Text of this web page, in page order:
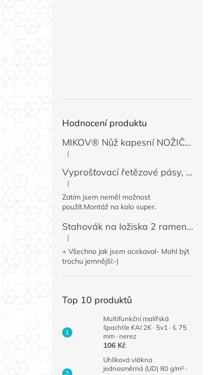
Hodnocení produktu
MIKOV® Nůž kapesní NOŽIČKA 131-NZn-1 zavírací, 74 mm
Hodnocení produktu je 5 z 5 hvězdiček.
|
Vyprošťovací řetězové pásy, 2 ks
Hodnocení produktu je 5 z 5 hvězdiček.
|
Zatím jsem neměl možnost
použít.Montáž na kolo super.
Stahovák na ložiska 2 ramenný MINI 50 / 60 mm
Hodnocení produktu je 4 z 5 hvězdiček.
|
+ Všechno jak jsem ocekaval- Mohl být
trochu jemnější:-)
Top 10 produktů
Multifunkční malířská
špachtle KAI 2K · 5v1 · š. 75
mm · nerez
106 Kč
Uhlíková vlákna
jednosměrná (UD) 80 g/m² ·